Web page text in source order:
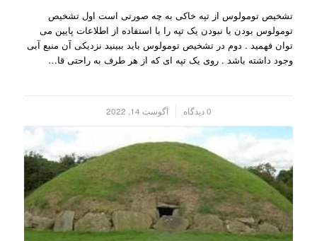
تشخیص تومولوس از تپه خاکی به چه صورتی است اول تشخیص
تومولوس بودن یا نبودن یک تپه را با استفاده از اطلاعات پایین می
توان فهمید . دوم در تشخیص تومولوس باید ببینید نزدیکی آن منبع آبی
وجود داشته باشد . روی یک تپه ای که از هر طرف به راحتی قا…
0 دیدگاه آگوست 14, 2022